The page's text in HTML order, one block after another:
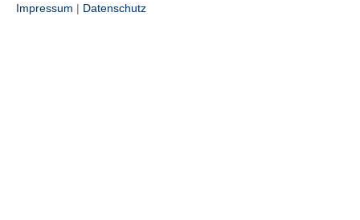
Impressum | Datenschutz